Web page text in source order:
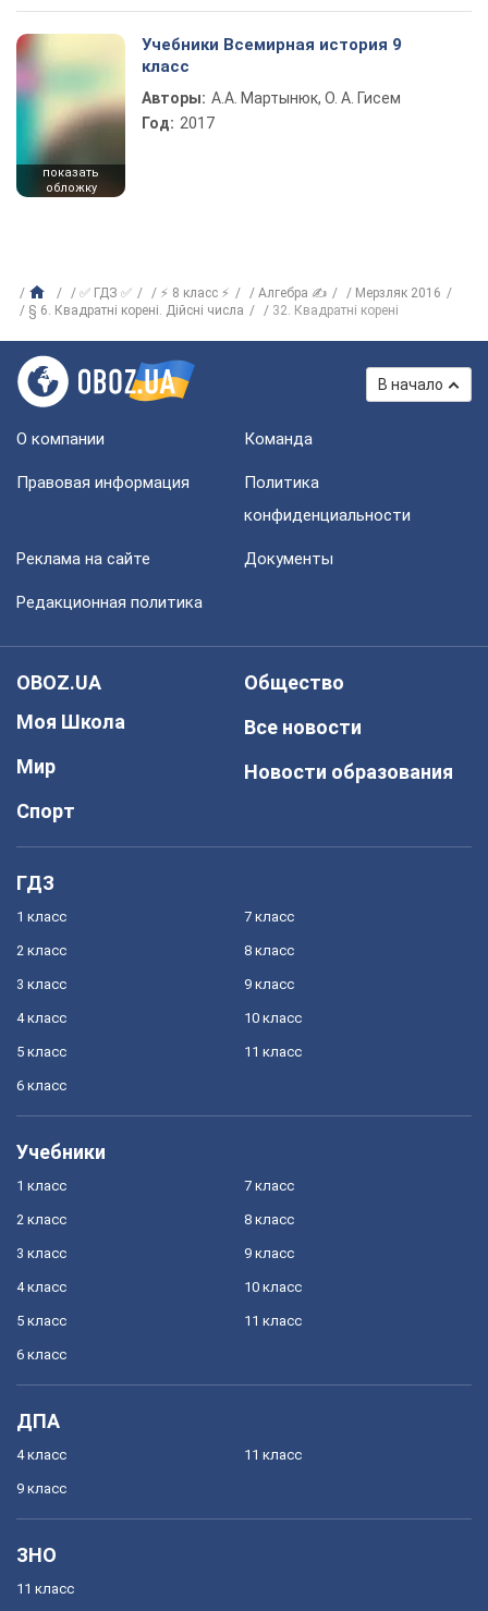
показать
обложку
Учебники Всемирная история 9
класс
Авторы: А.А. Мартынюк, О. А. Гисем
Год: 2017
✅ ГДЗ ✅ ⚡ 8 класс ⚡ Алгебра ✍
Мерзляк 2016
§ 6. Квадратні корені. Дійсні числа
32. Квадратні корені
В начало
О компании Команда
Правовая информация
Политика
конфиденциальности
Реклама на сайте Документы
Редакционная политика
OBOZ.UA
Моя Школа
Мир
Спорт
Общество
Все новости
Новости образования
ГДЗ
1 класс
2 класс
3 класс
4 класс
5 класс
6 класс
7 класс
8 класс
9 класс
10 класс
11 класс
Учебники
1 класс
2 класс
3 класс
4 класс
5 класс
6 класс
7 класс
8 класс
9 класс
10 класс
11 класс
ДПА
4 класс
9 класс
11 класс
ЗНО
11 класс